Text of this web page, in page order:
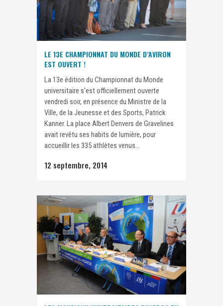
LE 13E CHAMPIONNAT DU MONDE D’AVIRON
EST OUVERT !
La 13e édition du Championnat du Monde
universitaire s'est officiellement ouverte
vendredi soir, en présence du Ministre de la
Ville, de la Jeunesse et des Sports, Patrick
Kanner. La place Albert Denvers de Gravelines
avait revêtu ses habits de lumière, pour
accueillir les 335 athlètes venus...
12 septembre, 2014